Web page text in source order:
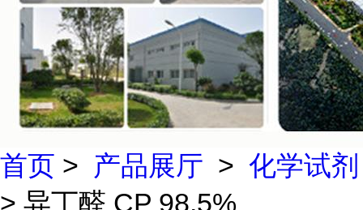
首页 > 产品展厅 > 化学试剂
> 异丁醛 CP 98.5%